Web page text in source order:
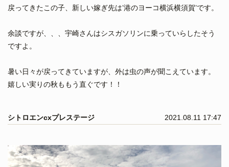
戻ってきたこの子、新しい嫁ぎ先は’港のヨーコ横浜横須賀’です。
余談ですが、、、宇崎さんはシスガソリンに乗っていらしたそう
ですよ。
暑い日々が戻ってきていますが、外は虫の声が聞こえています。
嬉しい実りの秋ももう直ぐです！！
シトロエンcxプレステージ 2021.08.11 17:47